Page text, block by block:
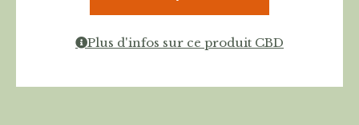
Plus d'infos sur ce produit CBD